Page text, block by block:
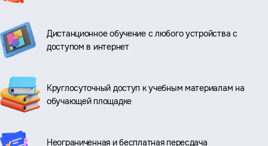
Дистанционное обучение с любого устройства с
доступом в интернет
Круглосуточный доступ к учебным материалам на
обучающей площадке
Неограниченная и бесплатная пересдача